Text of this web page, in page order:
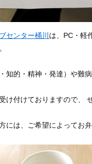
センター桶川は、PC・軽
知的・精神・発達）や難
け付けておりますので、
には、ご希望によってお